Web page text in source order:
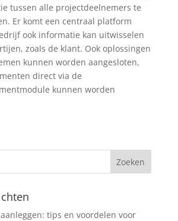
tussen alle projectdeelnemers te
Er komt een centraal platform
ook informatie kan uitwisselen
zoals de klant. Ook oplossingen
kunnen worden aangesloten,
direct via de
kunnen worden
tips en voordelen voor